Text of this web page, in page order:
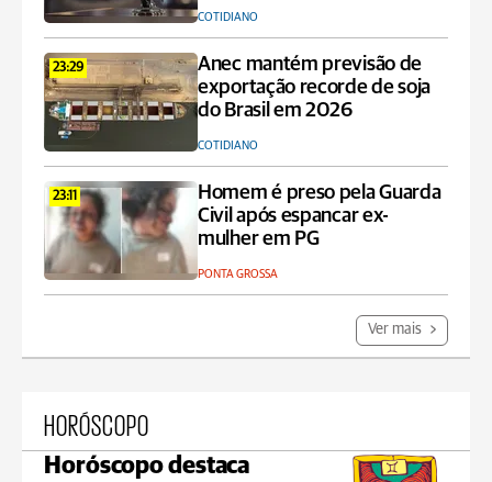
COTIDIANO
23:29
Anec mantém previsão de
exportação recorde de soja
do Brasil em 2026
COTIDIANO
23:11
Homem é preso pela Guarda
Civil após espancar ex-
mulher em PG
PONTA GROSSA
Ver mais
HORÓSCOPO
Horóscopo destaca